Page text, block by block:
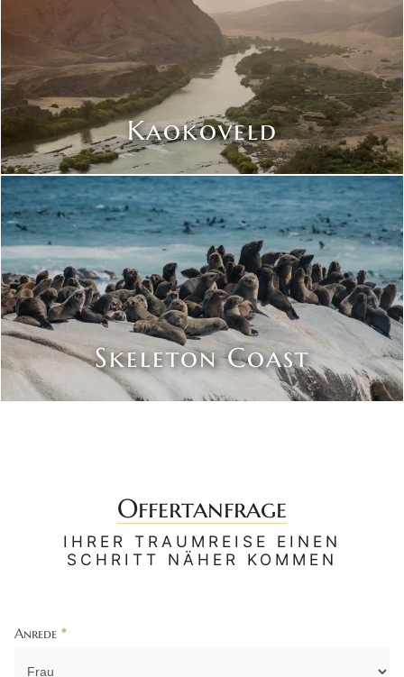
Kaokoveld
Skeleton Coast
Offertanfrage
IHRER TRAUMREISE EINEN
SCHRITT NÄHER KOMMEN
Contact
Anrede *